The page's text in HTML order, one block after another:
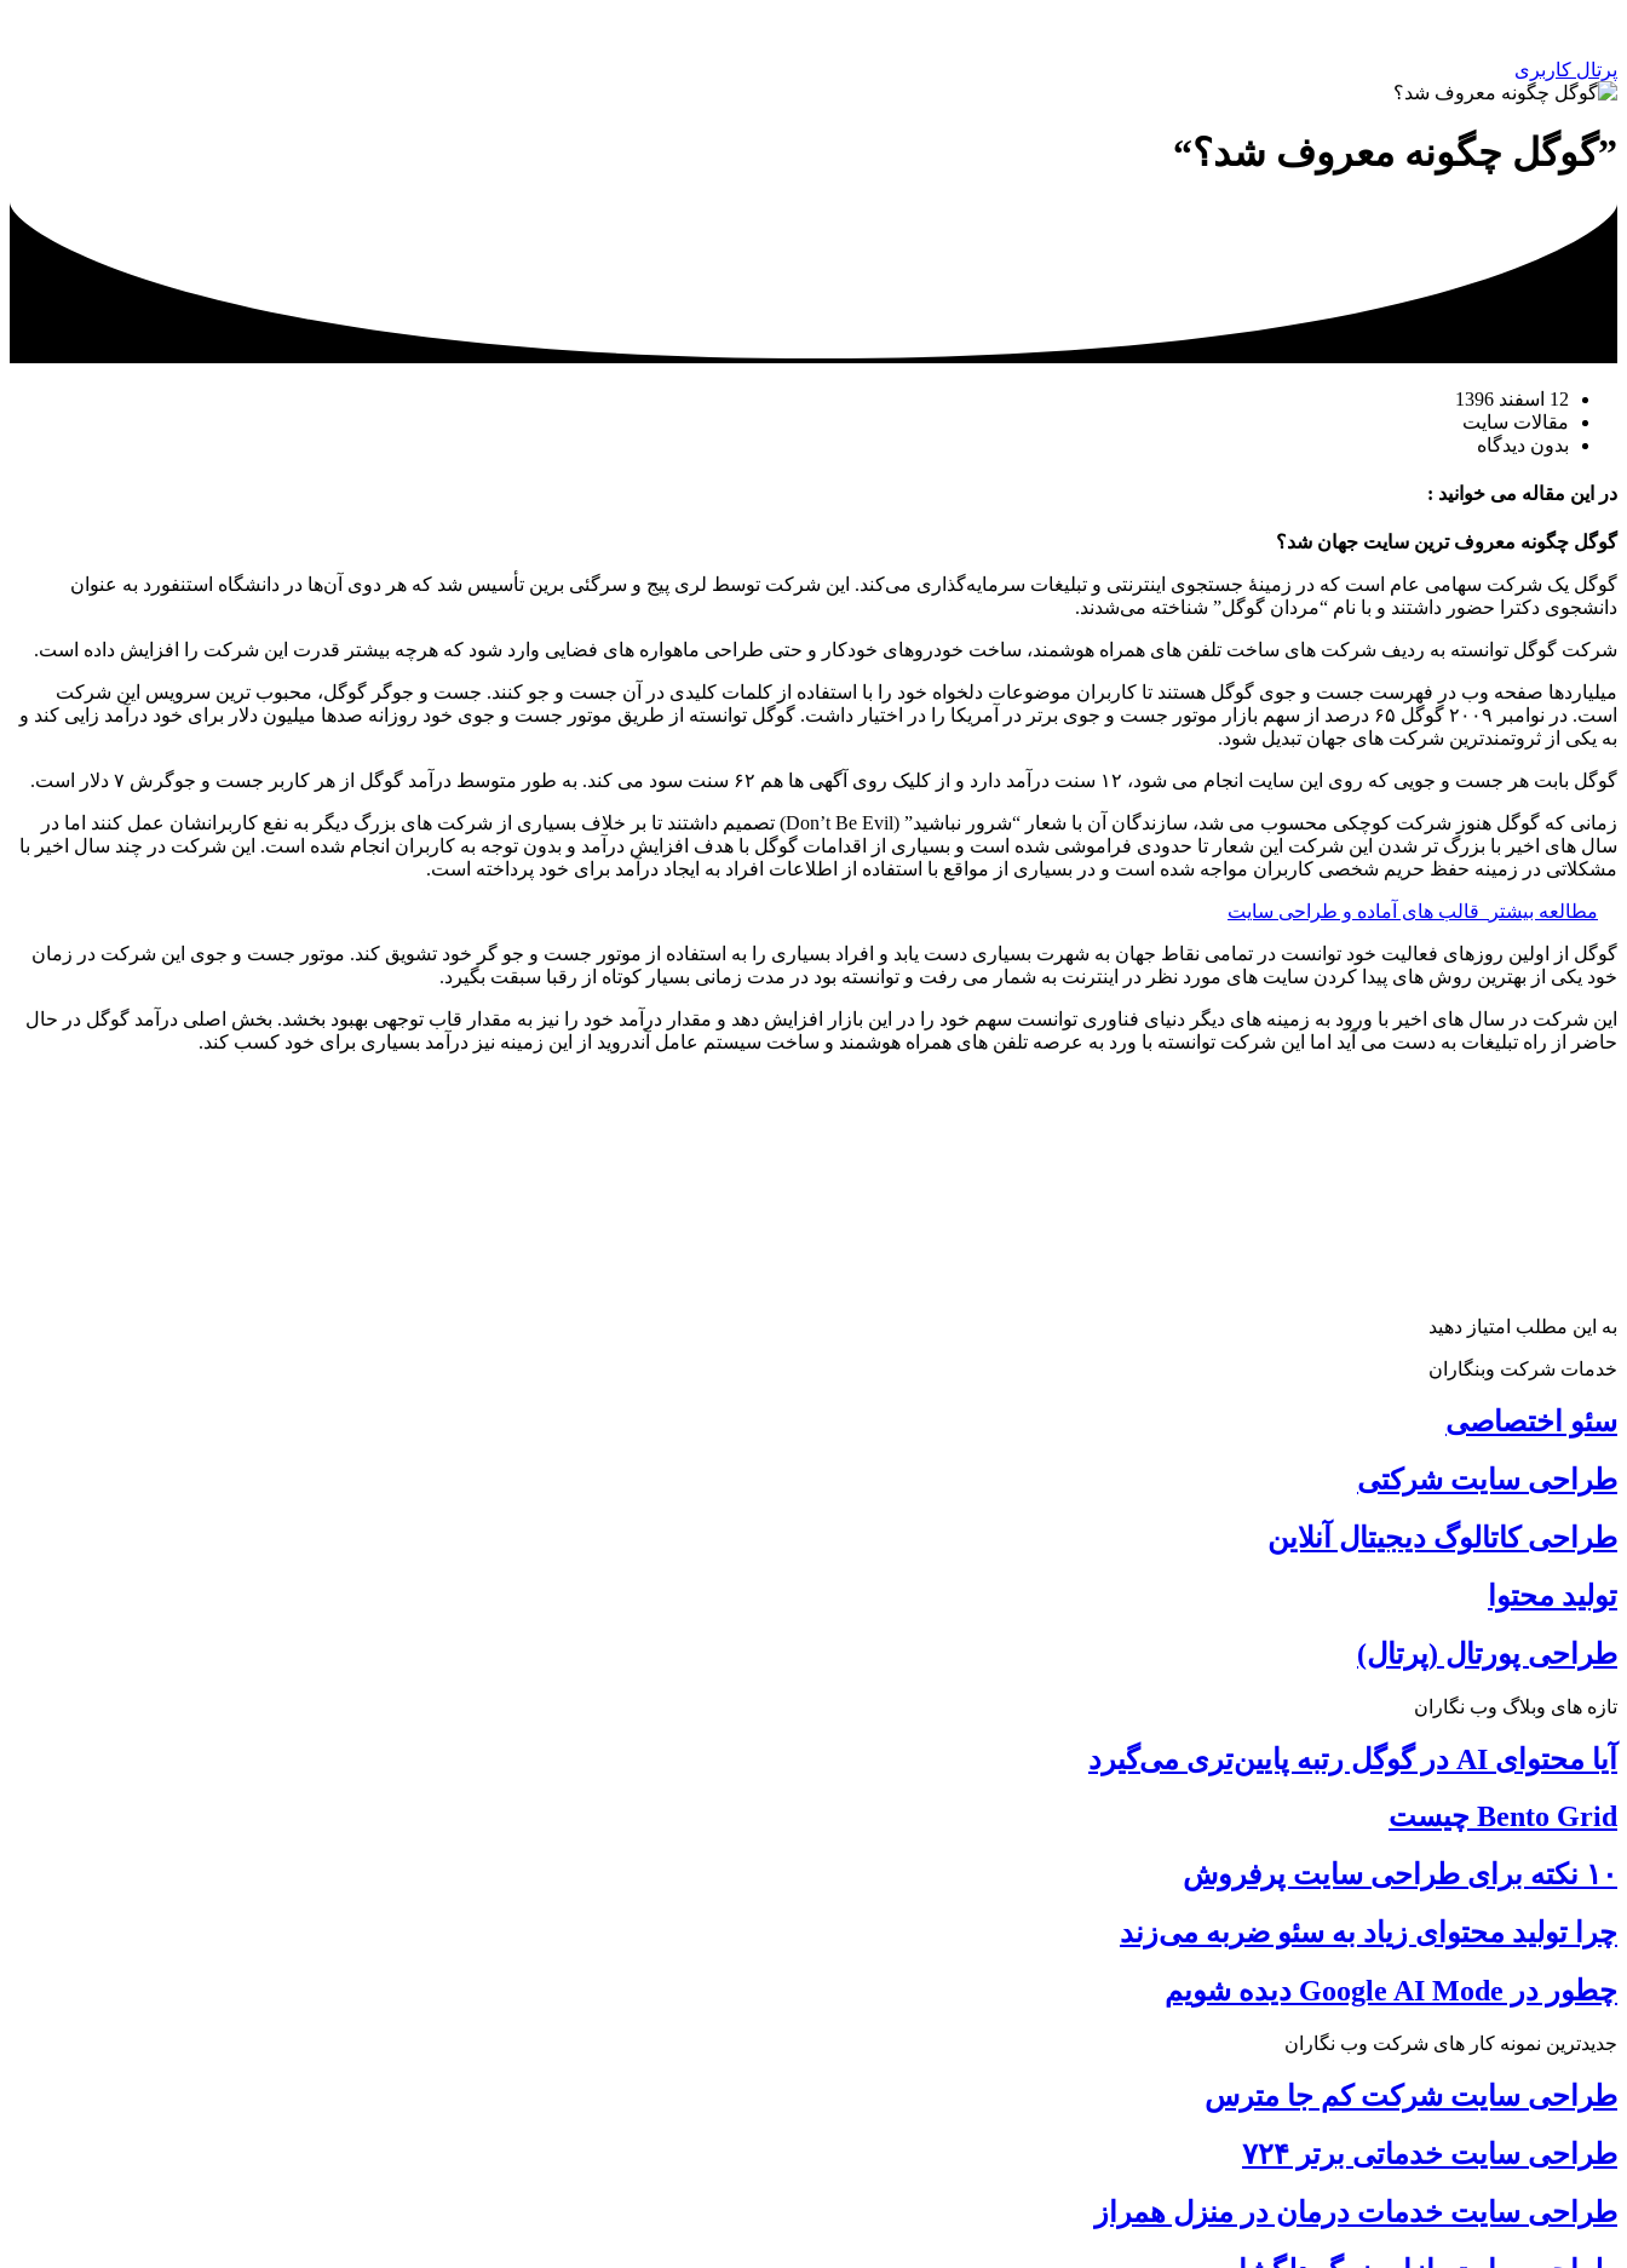
پرتال کاربری
”گوگل چگونه معروف شد؟“
12 اسفند 1396
مقالات سایت
بدون دیدگاه
در این مقاله می خوانید :
گوگل چگونه معروف ترین سایت جهان شد؟
گوگل یک شرکت سهامی عام است که در زمینهٔ جستجوی اینترنتی و تبلیغات سرمایه‌گذاری می‌کند. این شرکت توسط لری پیج و سرگئی برین تأسیس شد که هر دوی آن‌ها در دانشگاه استنفورد به عنوان
دانشجوی دکترا حضور داشتند و با نام “مردان گوگل” شناخته می‌شدند.
شرکت گوگل توانسته به ردیف شرکت های ساخت تلفن های همراه هوشمند، ساخت خودروهای خودکار و حتی طراحی ماهواره های فضایی وارد شود که هرچه بیشتر قدرت این شرکت را افزایش داده است.
میلیاردها صفحه وب در فهرست جست و جوی گوگل هستند تا کاربران موضوعات دلخواه خود را با استفاده از کلمات کلیدی در آن جست و جو کنند. جست و جوگر گوگل، محبوب ترین سرویس این شرکت
است. در نوامبر ۲۰۰۹ گوگل ۶۵ درصد از سهم بازار موتور جست و جوی برتر در آمریکا را در اختیار داشت. گوگل توانسته از طریق موتور جست و جوی خود روزانه صدها میلیون دلار برای خود درآمد زایی کند و
به یکی از ثروتمندترین شرکت های جهان تبدیل شود.
گوگل بابت هر جست و جویی که روی این سایت انجام می شود، ۱۲ سنت درآمد دارد و از کلیک روی آگهی ها هم ۶۲ سنت سود می کند. به طور متوسط درآمد گوگل از هر کاربر جست و جوگرش ۷ دلار است.
زمانی که گوگل هنوز شرکت کوچکی محسوب می شد، سازندگان آن با شعار “شرور نباشید” (Don’t Be Evil) تصمیم داشتند تا بر خلاف بسیاری از شرکت های بزرگ دیگر به نفع کاربرانشان عمل کنند اما در
سال های اخیر با بزرگ تر شدن این شرکت این شعار تا حدودی فراموشی شده است و بسیاری از اقدامات گوگل با هدف افزایش درآمد و بدون توجه به کاربران انجام شده است. این شرکت در چند سال اخیر با
مشکلاتی در زمینه حفظ حریم شخصی کاربران مواجه شده است و در بسیاری از مواقع با استفاده از اطلاعات افراد به ایجاد درآمد برای خود پرداخته است.
مطالعه بیشتر قالب های آماده و طراحی سایت
گوگل از اولین روزهای فعالیت خود توانست در تمامی نقاط جهان به شهرت بسیاری دست یابد و افراد بسیاری را به استفاده از موتور جست و جو گر خود تشویق کند. موتور جست و جوی این شرکت در زمان
خود یکی از بهترین روش های پیدا کردن سایت های مورد نظر در اینترنت به شمار می رفت و توانسته بود در مدت زمانی بسیار کوتاه از رقبا سبقت بگیرد.
این شرکت در سال های اخیر با ورود به زمینه های دیگر دنیای فناوری توانست سهم خود را در این بازار افزایش دهد و مقدار درآمد خود را نیز به مقدار قاب توجهی بهبود بخشد. بخش اصلی درآمد گوگل در حال
حاضر از راه تبلیغات به دست می آید اما این شرکت توانسته با ورد به عرصه تلفن های همراه هوشمند و ساخت سیستم عامل آندروید از این زمینه نیز درآمد بسیاری برای خود کسب کند.
به این مطلب امتیاز دهید
خدمات شرکت وبنگاران
سئو اختصاصی
طراحی سایت شرکتی
طراحی کاتالوگ دیجیتال آنلاین
تولید محتوا
طراحی پورتال (پرتال)
تازه های وبلاگ وب نگاران
آیا محتوای AI در گوگل رتبه پایین‌تری می‌گیرد
Bento Grid چیست
۱۰ نکته برای طراحی سایت پرفروش
چرا تولید محتوای زیاد به سئو ضربه می‌زند
چطور در Google AI Mode دیده شویم
جدیدترین نمونه کار های شرکت وب نگاران
طراحی سایت شرکت کم جا مترس
طراحی سایت خدماتی برتر ۷۲۴
طراحی سایت خدمات درمان در منزل همراز